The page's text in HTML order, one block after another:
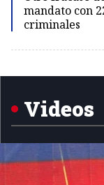
mandato con
criminales
1
Videos